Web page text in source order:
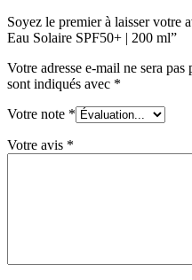
Soyez le premier à laisser
Eau Solaire SPF50+ | 200 ml”
Votre adresse e-mail ne sera pas
sont indiqués avec *
Votre note *
Votre avis *